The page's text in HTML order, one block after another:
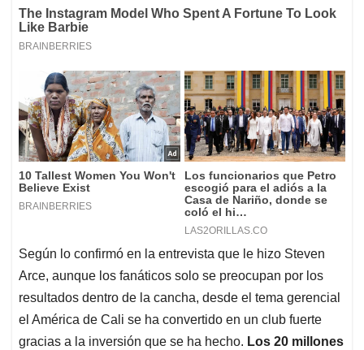
Según lo confirmó en la entrevista que le hizo Steven
Arce, aunque los fanáticos solo se preocupan por los
resultados dentro de la cancha, desde el tema gerencial
el América de Cali se ha convertido en un club fuerte
gracias a la inversión que se ha hecho. Los 20 millones